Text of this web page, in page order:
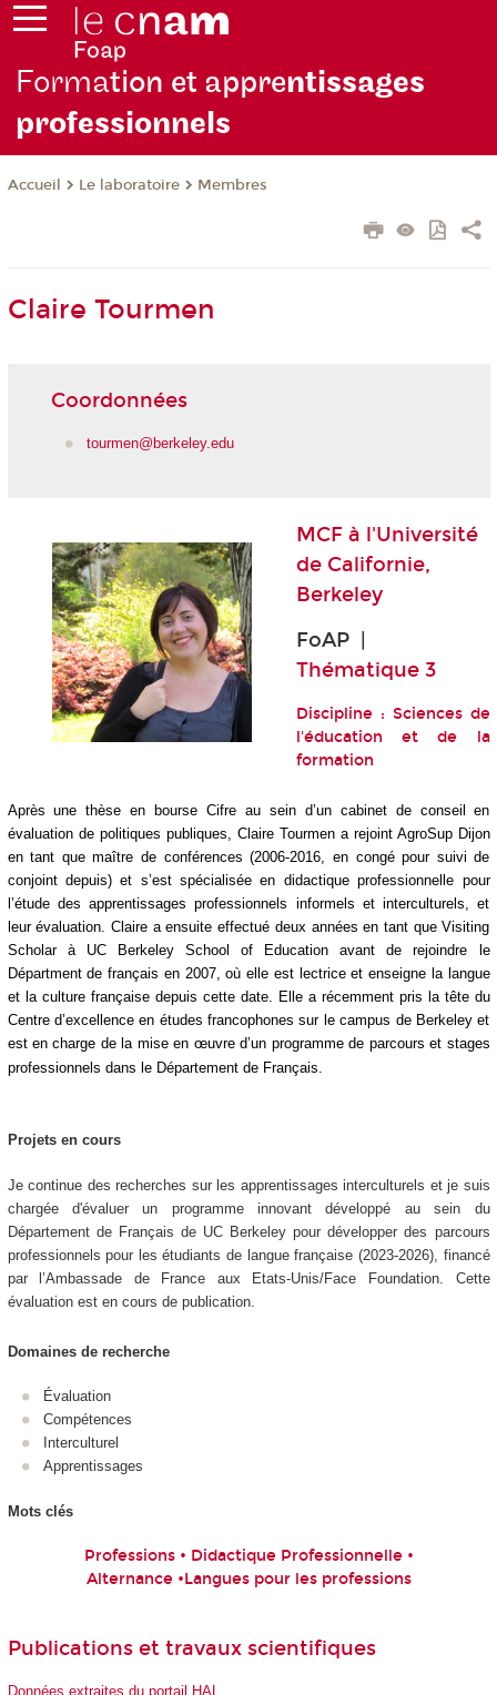
Formation et apprentissages
professionnels
Accueil Le laboratoire Membres
Claire Tourmen
Coordonnées
tourmen@berkeley.edu
MCF à l'Université
de Californie,
Berkeley
FoAP |
Thématique 3
Discipline : Sciences de
l'éducation et de la
formation
Après une thèse en bourse Cifre au sein d’un cabinet de conseil en
évaluation de politiques publiques, Claire Tourmen a rejoint AgroSup Dijon
en tant que maître de conférences (2006-2016, en congé pour suivi de
conjoint depuis) et s’est spécialisée en didactique professionnelle pour
l’étude des apprentissages professionnels informels et interculturels, et
leur évaluation. Claire a ensuite effectué deux années en tant que Visiting
Scholar à UC Berkeley School of Education avant de rejoindre le
Départment de français en 2007, où elle est lectrice et enseigne la langue
et la culture française depuis cette date. Elle a récemment pris la tête du
Centre d’excellence en études francophones sur le campus de Berkeley et
est en charge de la mise en œuvre d’un programme de parcours et stages
professionnels dans le Département de Français.
Projets en cours
Je continue des recherches sur les apprentissages interculturels et je suis
chargée d'évaluer un programme innovant développé au sein du
Département de Français de UC Berkeley pour développer des parcours
professionnels pour les étudiants de langue française (2023-2026), financé
par l’Ambassade de France aux Etats-Unis/Face Foundation. Cette
évaluation est en cours de publication.
Domaines de recherche
Évaluation
Compétences
Interculturel
Apprentissages
Mots clés
Professions • Didactique Professionnelle •
Alternance •Langues pour les professions
Publications et travaux scientifiques
Données extraites du portail HAL